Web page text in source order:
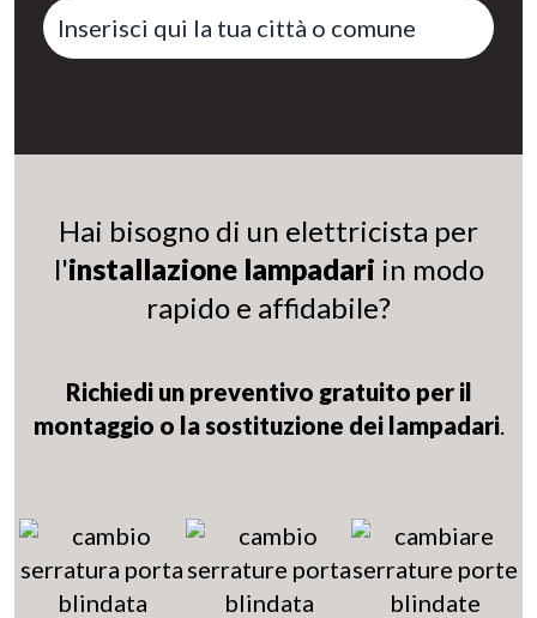
Hai bisogno di un elettricista per
l'installazione lampadari in modo
rapido e affidabile?
Richiedi un preventivo gratuito per il
montaggio o la sostituzione dei lampadari.